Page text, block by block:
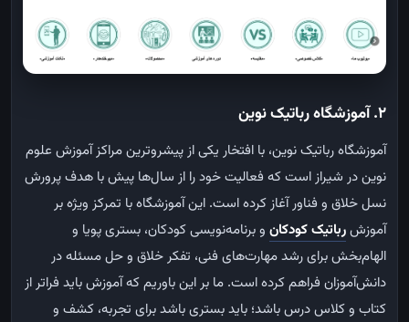
2. آموزشگاه رباتیک نوین
آموزشگاه رباتیک نوین، با افتخار یکی از پیشروترین مراکز آموزش علوم
نوین در شیراز است که فعالیت خود را از سال‌ها پیش با هدف پرورش
نسل خلاق و فناور آغاز کرده است. این آموزشگاه با تمرکز ویژه بر
آموزشرباتیک کودکان و برنامه‌نویسی کودکان، بستری پویا و
الهام‌بخش برای رشد مهارت‌های فنی، تفکر خلاق و حل مسئله در
دانش‌آموزان فراهم کرده است. ما بر این باوریم که آموزش باید فراتر از
کتاب و کلاس درس باشد؛ باید بستری باشد برای تجربه، کشف و